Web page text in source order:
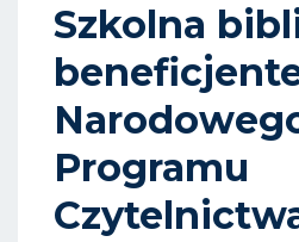
O
N
Szkolna
Programu